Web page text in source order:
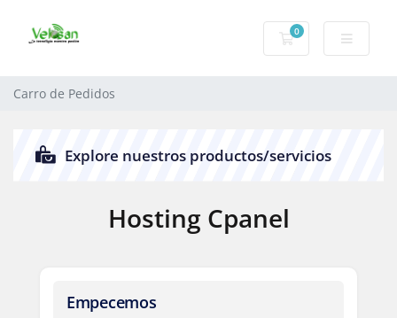
0
Carro de Pedidos
Carro de Pedidos
Explore nuestros productos/servicios
Hosting Cpanel
Empecemos